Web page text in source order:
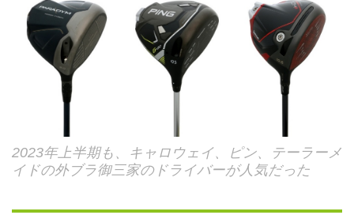
2023年上半期も、キャロウェイ、ピン、テーラーメ
イドの外ブラ御三家のドライバーが人気だった